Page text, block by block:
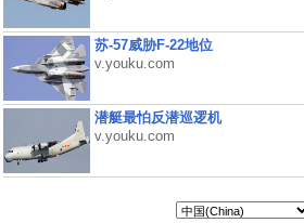
苏-57威胁F-22地位
v.youku.com
潜艇最怕反潜巡逻机
v.youku.com